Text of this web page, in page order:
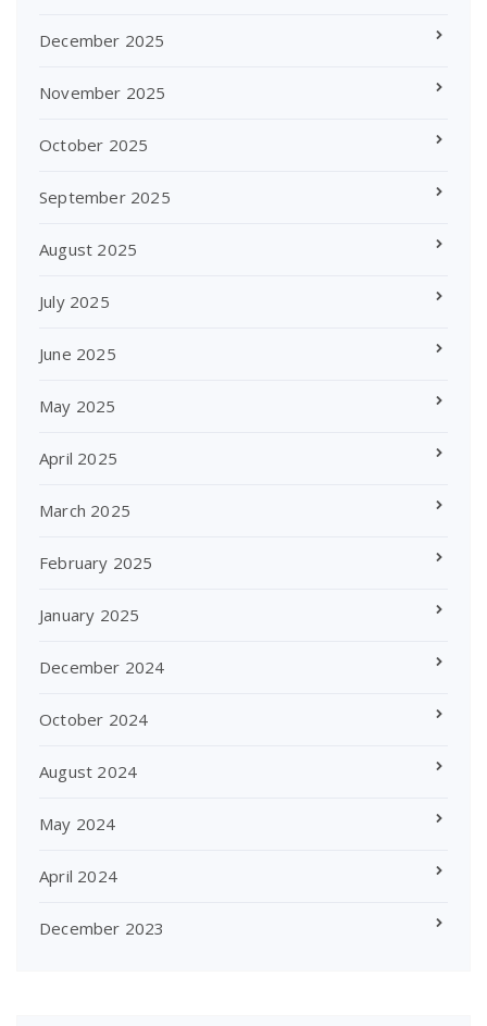
December 2025
November 2025
October 2025
September 2025
August 2025
July 2025
June 2025
May 2025
April 2025
March 2025
February 2025
January 2025
December 2024
October 2024
August 2024
May 2024
April 2024
December 2023